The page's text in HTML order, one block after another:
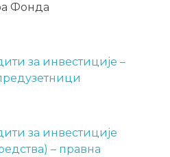
Фонда
за инвестиције –
за инвестиције
– правна